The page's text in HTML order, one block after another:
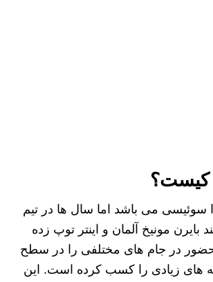
کیست؟
سوئیسی می باشد اما سال ها در تیم
مونیخ آلمان و اینتر توپ زده
در جام های مختلفی را در سطح
های زیادی را کسب کرده است. این